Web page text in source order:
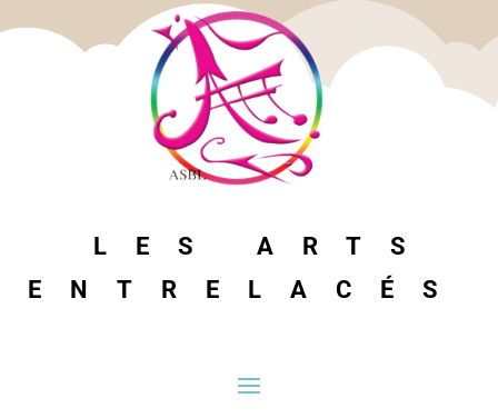
LES ARTS
ENTRELACÉS